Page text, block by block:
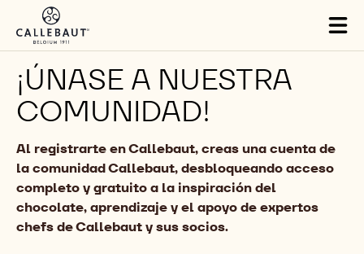
Skip to main content
¡ÚNASE A NUESTRA
COMUNIDAD!
Al registrarte en Callebaut, creas una cuenta de
la comunidad Callebaut, desbloqueando acceso
completo y gratuito a la inspiración del
chocolate, aprendizaje y el apoyo de expertos
chefs de Callebaut y sus socios.